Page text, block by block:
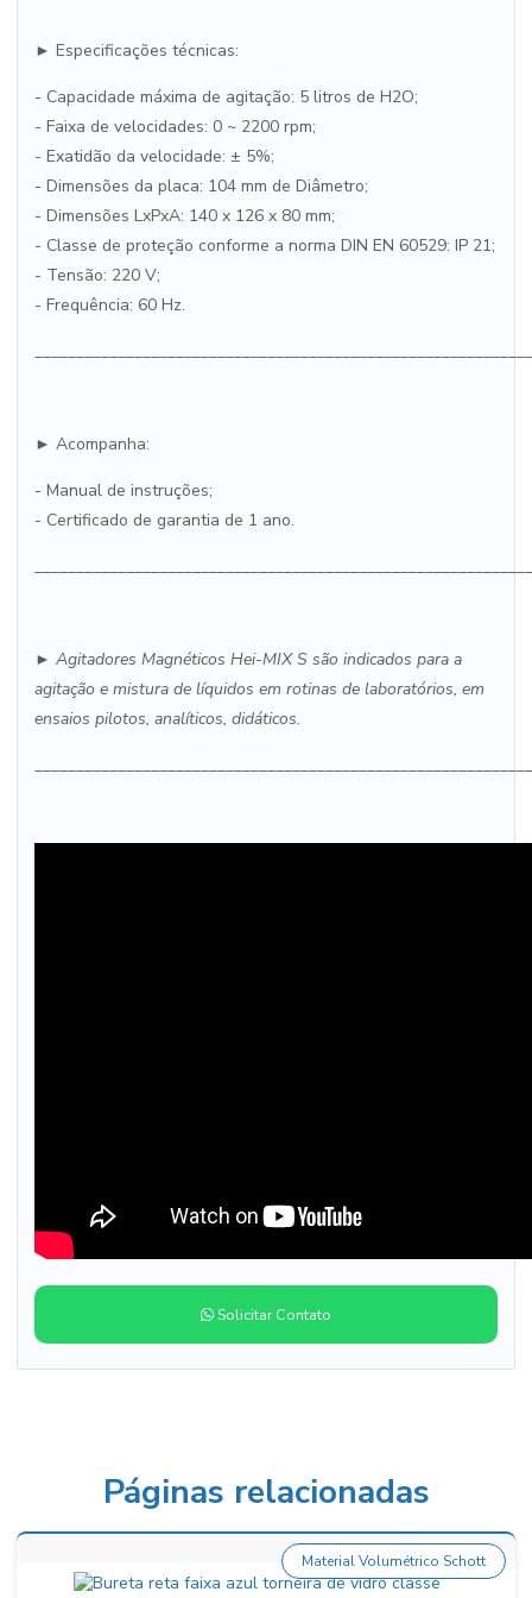
► Especificações técnicas:
- Capacidade máxima de agitação: 5 litros de H2O;
- Faixa de velocidades: 0 ~ 2200 rpm;
- Exatidão da velocidade: ± 5%;
- Dimensões da placa: 104 mm de Diâmetro;
- Dimensões LxPxA: 140 x 126 x 80 mm;
- Classe de proteção conforme a norma DIN EN 60529: IP 21;
- Tensão: 220 V;
- Frequência: 60 Hz.
► Acompanha:
- Manual de instruções;
- Certificado de garantia de 1 ano.
► Agitadores Magnéticos Hei-MIX S são indicados para a
agitação e mistura de líquidos em rotinas de laboratórios, em
ensaios pilotos, analíticos, didáticos.
Solicitar Contato
Páginas relacionadas
Material Volumétrico Schott